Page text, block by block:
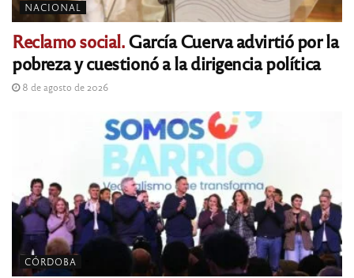
NACIONAL
Reclamo social.García Cuerva advirtió por la
pobreza y cuestionó a la dirigencia política
8 de agosto de 2026
CÓRDOBA